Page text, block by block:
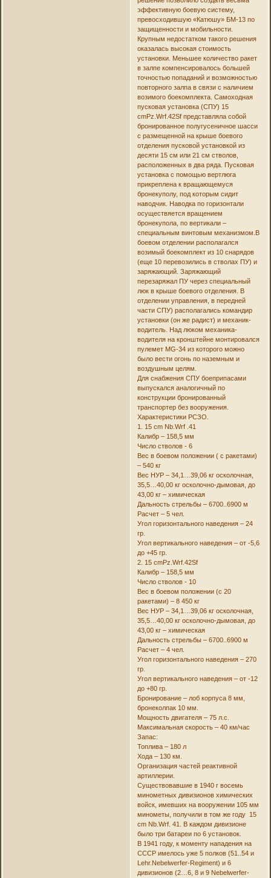
эффективную боевую систему,
превосходившую «Катюшу» БМ-13 по
защищенности и мобильности.
Крупным недостатком такого решения
оказалась высокая стоимость
установки. Меньшее количество ракет
в залпе компенсировалось большей
точностью попаданий и возможностью
повторного залпа в связи с наличием
возимого боекомплекта. Самоходная
пусковая установка (СПУ) 15
cmPz.Wrf.42Sf представляла собой
бронированное полугусеничное шасси
с размещенной на крыше боевого
отделения пусковой установкой из
десяти 15 см или 21 см стволов,
расположенных в два ряда. Пусковая
установка с помощью вертлюга
прикреплена к вращающемуся
бронекуполу, под которым сидит
наводчик. Наводка по горизонтали
осуществяется вращением
бронекупола, по вертикали –
специальным винтовым механизмом.В
боевом отделении располагался
возимый боекомплект из 10 снарядов
(еще 10 перевозились в стволах ПУ) и
заряжающий. Заряжающий
перезаряжал ПУ через специальный
люк в крыше боевого отделения. В
отделении управления, в передней
части СПУ) располагались командир
установки (он же радист) и механик-
водитель. Над люком механика-
водителя на кронштейне монтировался
пулемет MG-34 из которого можно
было вести огонь по наземным и
воздушным целям.
Для снабжения СПУ боеприпасами
выпускался аналогичный по
конструкции бронированный
транспортер без вооружения.
Характеристики РСЗО.
1. 15 cm Nb.Wrf .41
Калибр – 158,5 мм
Число стволов - 6
Вес в боевом положении ( с ракетами)
– 540 кг
Вес НУР – 34,1…39,06 кг осколочная,
35,5…40,00 кг осколочно-дымовая, до
43,00 кг – химическая
Дальность стрельбы – 6700..6900 м
Расчет – 5 чел.
Угол горизонтального наведения – 24
гр.
Угол вертикального наведения – от -5,6
до +45 гр.
2. 15 cmPz.Wrf.42Sf
Калибр – 158,5 мм
Число стволов - 10
Вес в боевом положении (с 20
ракетами) – 8 450 кг
Вес НУР – 34,1…39,06 кг осколочная,
35,5…40,00 кг осколочно-дымовая, до
43,00 кг – химическая
Дальность стрельбы – 6700..6900 м
Расчет – 4 чел.
Угол горизонтального наведения – 270
гр.
Угол вертикального наведения – от -12
до +80 гр.
Бронирование – лоб корпуса 8 мм,
бронеколпак 10 мм.
Мощность двигателя – 75 л.с.
Максимальная скорость – 40 км/час
Запас:
Топлива – 180 л
Хода – 130 км.
Организация частей реактивной
артиллерии.
Существовавшие в 1940 г восемь
минометных дивизионов химических
войск, имевших на вооружении 105 мм
минометы, получили в том же году 15
cm Nb.Wrf. 41. В каждом дивизионе
было три батареи по 6 установок.
В 1941 году, к моменту нападения на
СССР имелось уже 5 полков (51..54 и
Lehr.Nebelwerfer-Regiment) и 6
дивизионов (2…6, 8 и 9 Nebelwerfer-